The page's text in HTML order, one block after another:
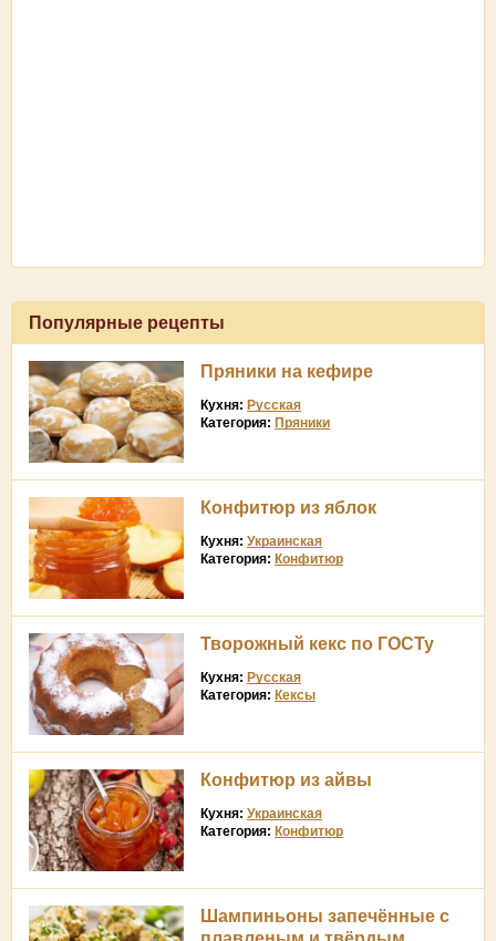
Популярные рецепты
Пряники на кефире
Кухня: Русская
Категория: Пряники
Конфитюр из яблок
Кухня: Украинская
Категория: Конфитюр
Творожный кекс по ГОСТу
Кухня: Русская
Категория: Кексы
Конфитюр из айвы
Кухня: Украинская
Категория: Конфитюр
Шампиньоны запечённые с